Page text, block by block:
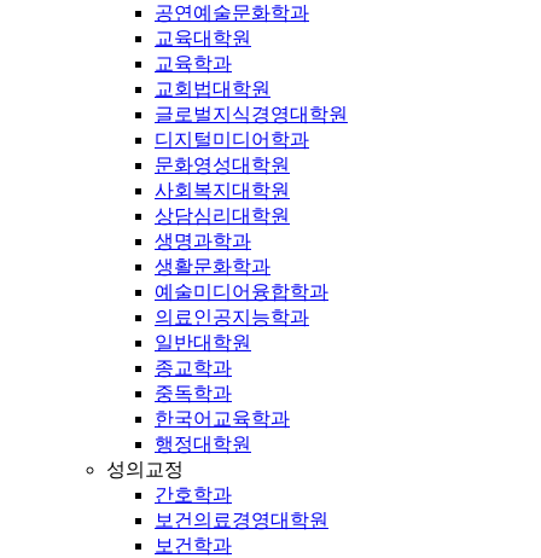
공연예술문화학과
교육대학원
교육학과
교회법대학원
글로벌지식경영대학원
디지털미디어학과
문화영성대학원
사회복지대학원
상담심리대학원
생명과학과
생활문화학과
예술미디어융합학과
의료인공지능학과
일반대학원
종교학과
중독학과
한국어교육학과
행정대학원
성의교정
간호학과
보건의료경영대학원
보건학과